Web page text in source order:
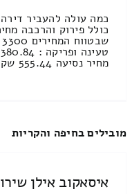
כמה עולה להעביר
מחיר נסיעה 555.44 שקל / זמן נסיעה בין ערים 54 [...]
מובילים בחיפה והקריות
איסאקוב אילן